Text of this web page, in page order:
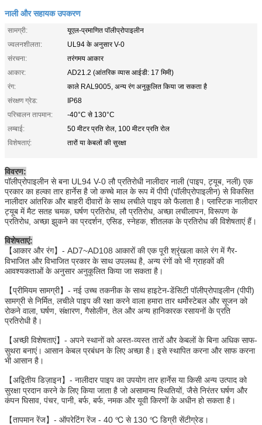
नाली और सहायक उपकरण
सामग्री:
यूएल-प्रमाणित पॉलीप्रोपाइलीन
ज्वलनशीलता:
UL94 के अनुसार V-0
संरचना:
तरंगमय आकार
आकार:
AD21.2 (आंतरिक व्यास आईडी: 17 मिमी)
रंग:
काले RAL9005, अन्य रंग अनुकूलित किया जा सकता है
संरक्षण ग्रेड:
IP68
परिचालन तापमान:
-40°C से 130°C
लम्बाई:
50 मीटर प्रति रोल, 100 मीटर प्रति रोल
विशेषताएं:
तारों या केबलों की सुरक्षा
विवरण:
पॉलीप्रोपाइलीन से बना UL94 V-0 लौ प्रतिरोधी नालीदार नाली (पाइप, ट्यूब, नली) एक
प्रकार का हल्का तार हार्नेस है जो कच्चे माल के रूप में पीपी (पॉलीप्रोपाइलीन) से विकसित
नालीदार आंतरिक और बाहरी दीवारों के साथ लचीले पाइप को फैलाता है। प्लास्टिक नालीदार
ट्यूब में मैट सतह चमक, घर्षण प्रतिरोध, लौ प्रतिरोध, अच्छा लचीलापन, विरूपण के
प्रतिरोध, अच्छा झुकने का प्रदर्शन, एसिड, स्नेहक, शीतलक के प्रतिरोध की विशेषताएं हैं।
विशेषताएं:
【आकार और रंग】- AD7~AD108 आकारों की एक पूरी श्रृंखला काले रंग में गैर-
विभाजित और विभाजित प्रकार के साथ उपलब्ध है, अन्य रंगों को भी ग्राहकों की
आवश्यकताओं के अनुसार अनुकूलित किया जा सकता है।
【प्रीमियम सामग्री】- नई उच्च तकनीक के साथ हाइटेन-डेंसिटी पॉलीप्रोपाइलीन (पीपी)
सामग्री से निर्मित, लचीले पाइप की रक्षा करने वाला हमारा तार थर्मोस्टेबल और सूजन को
रोकने वाला, घर्षण, संक्षारण, गैसोलीन, तेल और अन्य हानिकारक रसायनों के प्रति
प्रतिरोधी है।
【अच्छी विशेषताएं】- अपने स्थानों को अस्त-व्यस्त तारों और केबलों के बिना अधिक साफ-
सुथरा बनाएं। आसान केबल प्रबंधन के लिए अच्छा है। इसे स्थापित करना और साफ करना
भी आसान है।
【अद्वितीय डिज़ाइन】- नालीदार पाइप का उपयोग तार हार्नेस या किसी अन्य उत्पाद को
सुरक्षा प्रदान करने के लिए किया जाता है जो असामान्य स्थितियों, जैसे निरंतर घर्षण और
कंपन घिसाव, पंचर, पानी, बर्फ, बर्फ, नमक और यूवी किरणों के अधीन हो सकता है।
【तापमान रेंज】- ऑपरेटिंग रेंज - 40 ℃ से 130 ℃ डिग्री सेंटीग्रेड।